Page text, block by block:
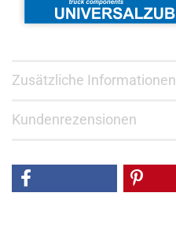
Zusätzliche Informationen
Kundenrezensionen